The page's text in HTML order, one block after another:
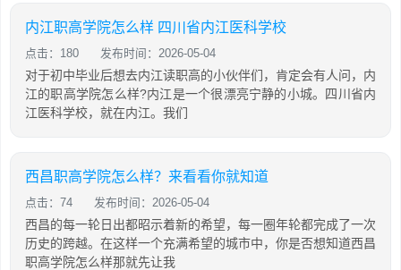
内江职高学院怎么样 四川省内江医科学校
点击：180 发布时间：2026-05-04
对于初中毕业后想去内江读职高的小伙伴们，肯定会有人问，内
江的职高学院怎么样?内江是一个很漂亮宁静的小城。四川省内
江医科学校，就在内江。我们
西昌职高学院怎么样？来看看你就知道
点击：74 发布时间：2026-05-04
西昌的每一轮日出都昭示着新的希望，每一圈年轮都完成了一次
历史的跨越。在这样一个充满希望的城市中，你是否想知道西昌
职高学院怎么样那就先让我